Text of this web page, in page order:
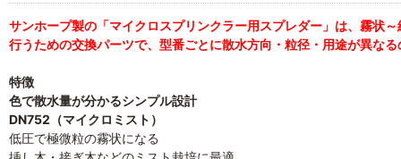
サンホープ製の「マイクロスプリンクラー用スプレダー」は、霧状
行うための交換パーツで、型番ごとに散水方向・粒径・用途が異な
特徴
色で散水量が分かるシンプル設計
DN752（マイクロミスト）
低圧で極微粒の霧状になる